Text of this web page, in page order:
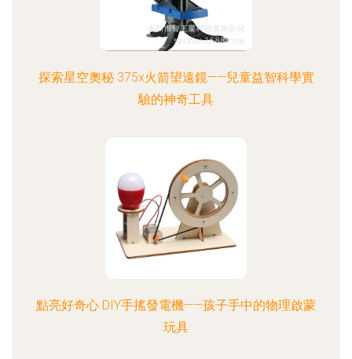
探索星空奧秘 375x火箭望遠鏡——兒童益智科學實
驗的神奇工具
點亮好奇心 DIY手搖發電機——孩子手中的物理啟蒙
玩具